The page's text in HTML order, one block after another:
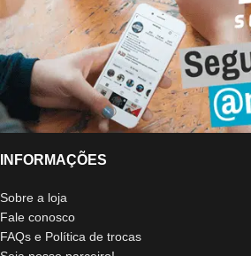
INFORMAÇÕES
Sobre a loja
Fale conosco
FAQs e Política de trocas